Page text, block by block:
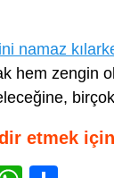
namaz
hem zengin
etmek için